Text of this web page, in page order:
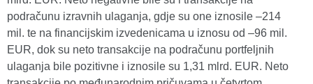
podračunu izravnih ulaganja, gdje su one iznosile –214
mil. te na financijskim izvedenicama u iznosu od –96 mil.
EUR, dok su neto transakcije na podračunu portfeljnih
ulaganja bile pozitivne i iznosile su 1,31 mlrd. EUR. Neto